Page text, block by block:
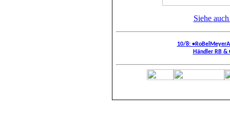
Siehe
10/8:
Händler RB &